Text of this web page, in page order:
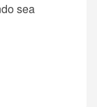
sea